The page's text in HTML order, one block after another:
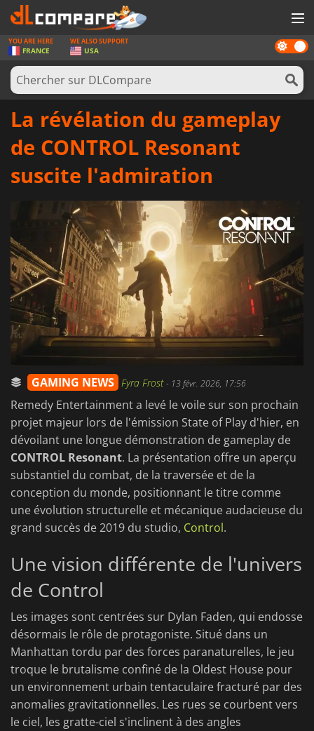
JEUX
CARTES PRÉPAYÉES
LOGICIELS
SE CONNECTER OU S'INSCRIRE
Dark
mode
YOU ARE HERE
FRANCE
WE ALSO SUPPORT
USA
La révélation du gameplay
de CONTROL Resonant
suscite l'admiration
GAMING NEWS Fyra Frost- 13 févr. 2026, 17:56
Remedy Entertainment a levé le voile sur son prochain
projet majeur lors de l'émission State of Play d'hier, en
dévoilant une longue démonstration de gameplay de
CONTROL Resonant. La présentation offre un aperçu
substantiel du combat, de la traversée et de la
conception du monde, positionnant le titre comme
une évolution structurelle et mécanique audacieuse du
grand succès de 2019 du studio, Control.
Une vision différente de l'univers
de Control
Les images sont centrées sur Dylan Faden, qui endosse
désormais le rôle de protagoniste. Situé dans un
Manhattan tordu par des forces paranaturelles, le jeu
troque le brutalisme confiné de la Oldest House pour
un environnement urbain tentaculaire fracturé par des
anomalies gravitationnelles. Les rues se courbent vers
le ciel, les gratte-ciel s'inclinent à des angles